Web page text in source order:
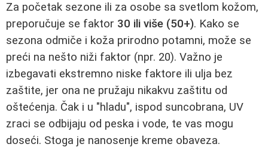
Za početak sezone ili za osobe sa svetlom kožom,
preporučuje se faktor 30 ili više (50+). Kako se
sezona odmiče i koža prirodno potamni, može se
preći na nešto niži faktor (npr. 20). Važno je
izbegavati ekstremno niske faktore ili ulja bez
zaštite, jer ona ne pružaju nikakvu zaštitu od
oštećenja. Čak i u "hladu", ispod suncobrana, UV
zraci se odbijaju od peska i vode, te vas mogu
doseći. Stoga je nanosenje kreme obaveza.